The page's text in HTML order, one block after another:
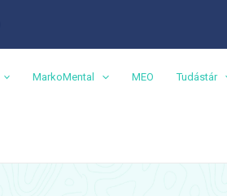
MarkoMental MEO Tudástár